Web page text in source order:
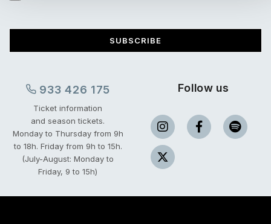
SUBSCRIBE
933 426 175
Ticket information
and season tickets.
Monday to Thursday from 9h
to 18h. Friday from 9h to 15h.
(July-August: Monday to
Friday, 9 to 15h)
Follow us